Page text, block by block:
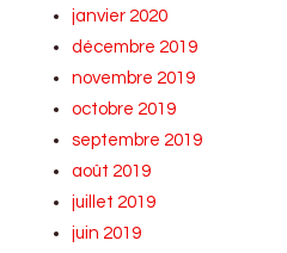
janvier 2020
décembre 2019
novembre 2019
octobre 2019
septembre 2019
août 2019
juillet 2019
juin 2019